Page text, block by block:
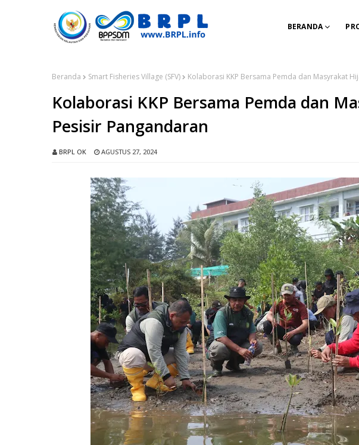
BERANDA
Beranda Smart Fisheries Village (SFV) Kolaborasi KKP Bersama Pemda dan Masyrakat
Kolaborasi KKP Bersama Pemda dan
Pesisir Pangandaran
BRPL OK AGUSTUS 27, 2024